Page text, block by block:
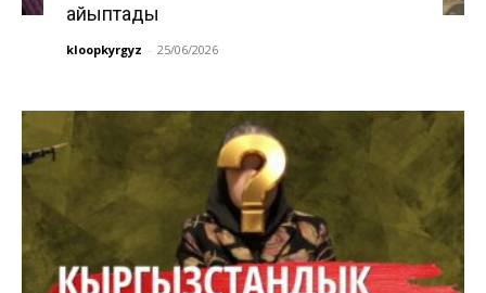
айыптады
kloopkyrgyz - 25/06/2026